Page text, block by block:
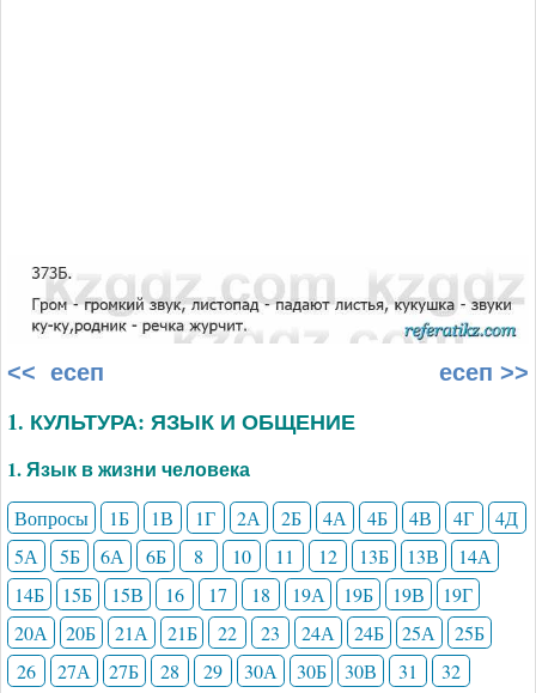
<< есеп есеп >>
1. КУЛЬТУРА: ЯЗЫК И ОБЩЕНИЕ
1. Язык в жизни человека
Вопросы 1Б 1В 1Г 2А 2Б 4А 4Б 4В 4Г
4Д
5А
5Б 6А 6Б 8 10 11 12 13Б 13В
14А
14Б
15Б 15В 16 17 18 19А 19Б 19В
19Г
20А
20Б 21А 21Б 22 23 24А 24Б 25А
25Б
26
27А 27Б 28 29 30А 30Б 30В 31 32